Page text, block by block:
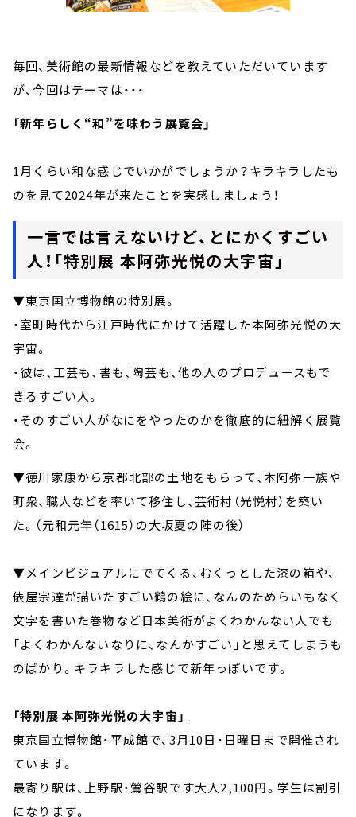
毎回、美術館の最新情報などを教えていただいています
が、今回はテーマは・・・
「新年らしく“和”を味わう展覧会」
1月くらい和な感じでいかがでしょうか？キラキラしたも
のを見て2024年が来たことを実感しましょう！
一言では言えないけど、とにかくすごい
人！「特別展 本阿弥光悦の大宇宙」
▼東京国立博物館の特別展。
・室町時代から江戸時代にかけて活躍した本阿弥光悦の大
宇宙。
・彼は、工芸も、書も、陶芸も、他の人のプロデュースもで
きるすごい人。
・そのすごい人がなにをやったのかを徹底的に紐解く展覧
会。
▼徳川家康から京都北部の土地をもらって、本阿弥一族や
町衆、職人などを率いて移住し、芸術村（光悦村）を築い
た。（元和元年（1615）の大坂夏の陣の後）
▼メインビジュアルにでてくる、むくっとした漆の箱や、
俵屋宗達が描いたすごい鶴の絵に、なんのためらいもなく
文字を書いた巻物など日本美術がよくわかんない人でも
「よくわかんないなりに、なんかすごい」と思えてしまうも
のばかり。キラキラした感じで新年っぽいです。
「特別展 本阿弥光悦の大宇宙」
東京国立博物館・平成館で、3月10日・日曜日まで開催され
ています。
最寄り駅は、上野駅・鶯谷駅です大人2,100円。学生は割引
になります。